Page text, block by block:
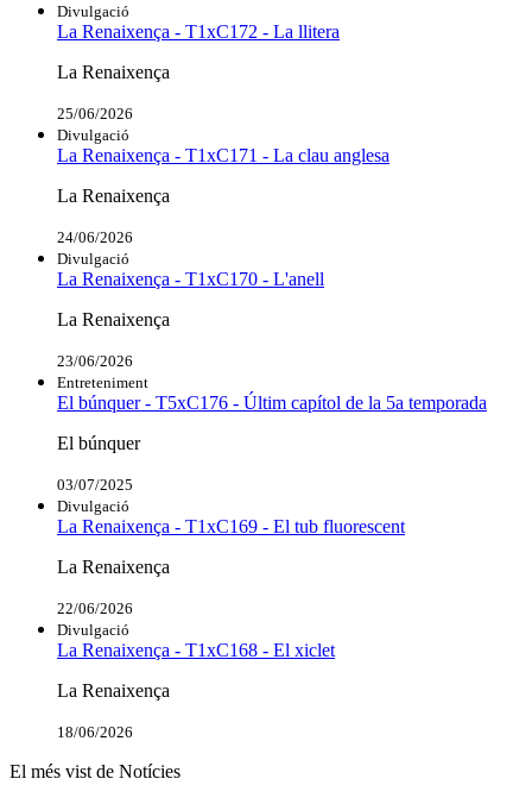
Divulgació
La Renaixença - T1xC172 - La llitera
La Renaixença
25/06/2026
Divulgació
La Renaixença - T1xC171 - La clau anglesa
La Renaixença
24/06/2026
Divulgació
La Renaixença - T1xC170 - L'anell
La Renaixença
23/06/2026
Entreteniment
El búnquer - T5xC176 - Últim capítol de la 5a temporada
El búnquer
03/07/2025
Divulgació
La Renaixença - T1xC169 - El tub fluorescent
La Renaixença
22/06/2026
Divulgació
La Renaixença - T1xC168 - El xiclet
La Renaixença
18/06/2026
El més vist de Notícies